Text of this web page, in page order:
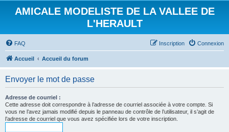
AMICALE MODELISTE DE LA VALLEE DE
L'HERAULT
FAQ Connexion
Inscription
Accueil Accueil du forum
Envoyer le mot de passe
Adresse de courriel :
Cette adresse doit correspondre à l’adresse de courriel associée à votre compte. Si
vous ne l’avez jamais modifié depuis le panneau de contrôle de l’utilisateur, il s’agit de
l’adresse de courriel que vous avez spécifiée lors de votre inscription.